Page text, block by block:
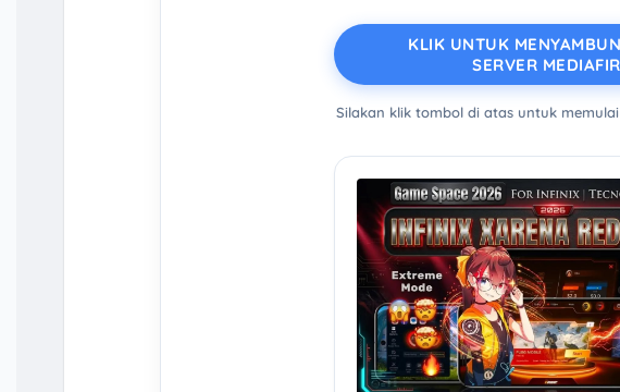
KLIK UNTUK
SERVER
Silakan klik tombol di atas untuk